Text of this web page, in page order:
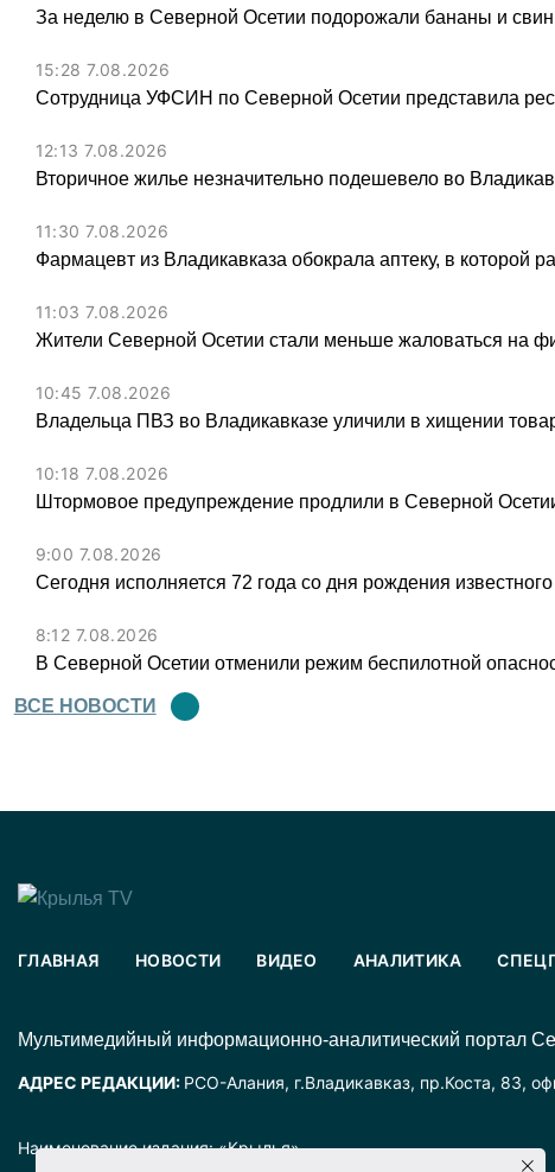
За неделю в Северной Осетии подорожали бананы и
15:28 7.08.2026
Сотрудница УФСИН по Северной Осетии представила
12:13 7.08.2026
Вторичное жилье незначительно подешевело во
11:30 7.08.2026
Фармацевт из Владикавказа обокрала аптеку, в которой
11:03 7.08.2026
Жители Северной Осетии стали меньше жаловаться на
10:45 7.08.2026
Владельца ПВЗ во Владикавказе уличили в хищении
10:18 7.08.2026
Штормовое предупреждение продлили в Северной
9:00 7.08.2026
Сегодня исполняется 72 года со дня рождения
8:12 7.08.2026
В Северной Осетии отменили режим беспилотной
ВСЕ НОВОСТИ
Наименование издания: «Крылья».
ГЛАВНАЯ НОВОСТИ ВИДЕО АНАЛИТИКА
Mультимедийный информационно-аналитический портал
АДРЕС РЕДАКЦИИ: РСО-Алания, г.Владикавказ, пр.Коста, 83,